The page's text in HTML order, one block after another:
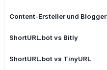
Content-Ersteller und Blogger
ShortURL.bot vs Bitly
ShortURL.bot vs TinyURL